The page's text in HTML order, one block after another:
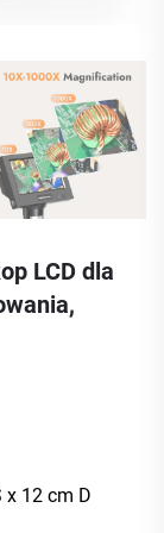
LCD dla
x 12 cm D